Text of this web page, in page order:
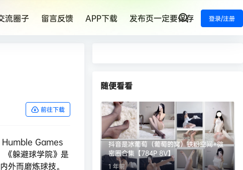
登录/注册
流圈子 留言反馈 APP下载 发布页一定要保存
前往下载
Humble Games
躲避球学院》是
外而磨炼球技。
随便看看
抖音是冰葡萄（葡萄的窝）铁粉空间+微
密圈合集【784P 8V】
1 年前